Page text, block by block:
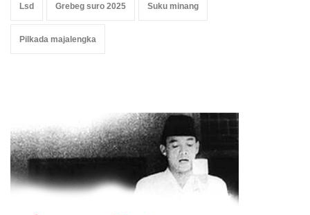
Lsd Grebeg suro 2025 Suku minang
Pilkada majalengka